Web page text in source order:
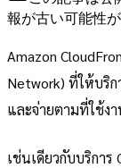
報が古い可能性
Amazon
Network) ที่ให้บริก
และจ่ายตามที่ใช้ง
เช่นเดียวกับบริการ